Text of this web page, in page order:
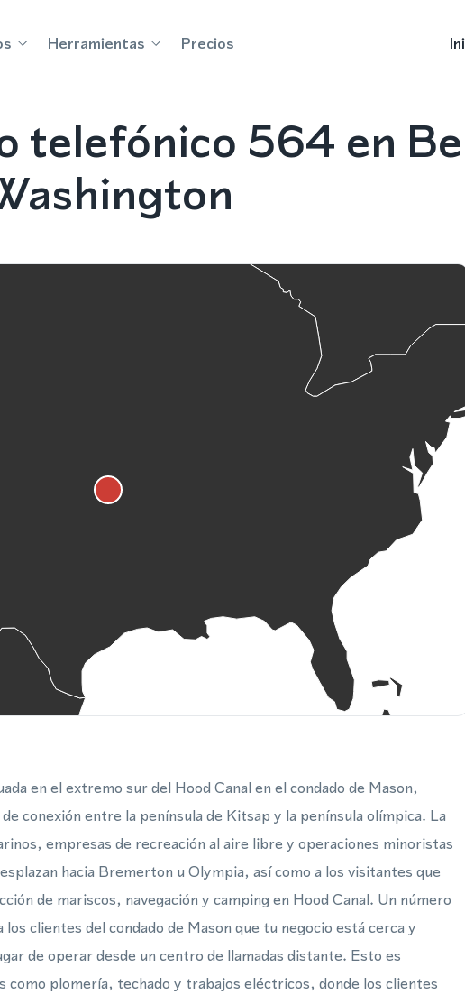
Herramientas Precios
telefónico 564 en
en el extremo sur del Hood Canal en el condado de Mason,
conexión entre la península de Kitsap y la península olímpica. La
empresas de recreación al aire libre y operaciones minoristas
hacia Bremerton u Olympia, así como a los visitantes que
de mariscos, navegación y camping en Hood Canal. Un número
clientes del condado de Mason que tu negocio está cerca y
de operar desde un centro de llamadas distante. Esto es
plomería, techado y trabajos eléctricos, donde los clientes